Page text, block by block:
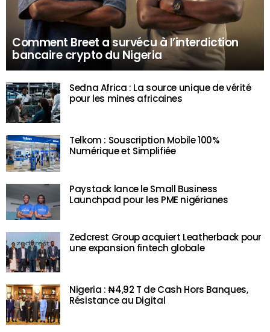
Comment Breet a survécu à l’interdiction
bancaire crypto du Nigeria
Sedna Africa : La source unique de vérité
pour les mines africaines
Telkom : Souscription Mobile 100%
Numérique et Simplifiée
Paystack lance le Small Business
Launchpad pour les PME nigérianes
Zedcrest Group acquiert Leatherback pour
une expansion fintech globale
Nigeria : ₦4,92 T de Cash Hors Banques,
Résistance au Digital